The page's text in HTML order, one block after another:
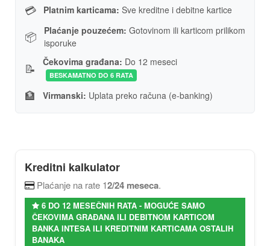
💳 Platnim karticama: Sve kreditne i debitne kartice
📦 Plaćanje pouzećem: Gotovinom ili karticom prilikom
isporuke
📝 Čekovima građana: Do 12 meseci
BESKAMATNO DO 6 RATA
🏦 Virmanski: Uplata preko računa (e-banking)
Kreditni kalkulator
Plaćanje na rate 12/24 meseca.
6 DO 12 MESEČNIH RATA - MOGUĆE SAMO
ČEKOVIMA GRAĐANA ILI DEBITNOM KARTICOM
BANKA INTESA ILI KREDITNIM KARTICAMA OSTALIH
BANAKA